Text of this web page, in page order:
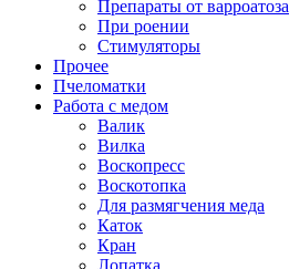
Препараты от варроатоза
При роении
Стимуляторы
Прочее
Пчеломатки
Работа с медом
Валик
Вилка
Воскопресс
Воскотопка
Для размягчения меда
Каток
Кран
Лопатка